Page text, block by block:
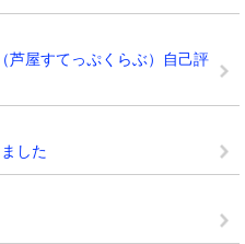
芦屋すてっぷくらぶ）自己評
した